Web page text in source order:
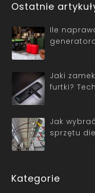
Ostatnie
Ile
Jaki
furtki?
Jak
sprzętu
Kategorie